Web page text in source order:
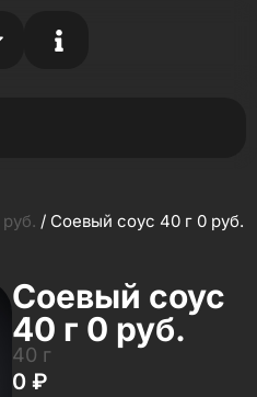
/ Соевый соус 40 г 0 руб.
Соевый соус
40 г 0 руб.
40 г
0 ₽